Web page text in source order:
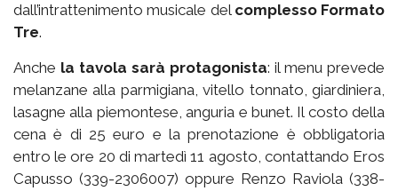
dall’intrattenimento musicale del complesso Formato
Tre.
Anche la tavola sarà protagonista: il menu prevede
melanzane alla parmigiana, vitello tonnato, giardiniera,
lasagne alla piemontese, anguria e bunet. Il costo della
cena è di 25 euro e la prenotazione è obbligatoria
entro le ore 20 di martedì 11 agosto, contattando Eros
Capusso (339-2306007) oppure Renzo Raviola (338-